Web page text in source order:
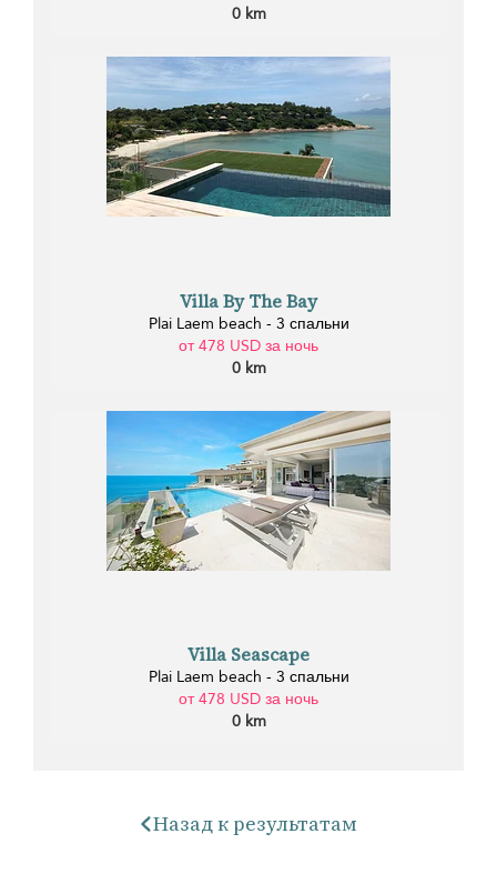
0 km
Villa By The Bay
Plai Laem beach - 3 спальни
от 478 USD за ночь
0 km
Villa Seascape
Plai Laem beach - 3 спальни
от 478 USD за ночь
0 km
Назад к результатам